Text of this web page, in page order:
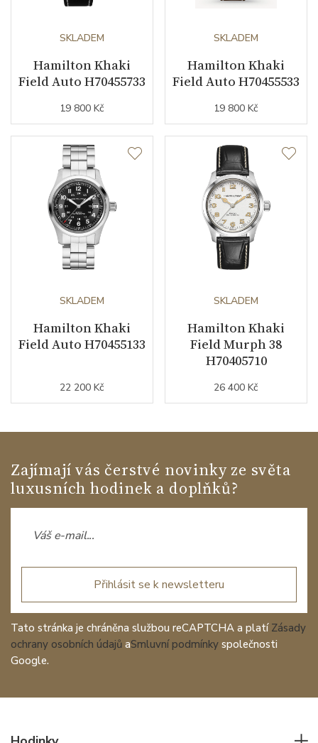
SKLADEM
Hamilton Khaki
Field Auto H70455733
19 800 Kč
SKLADEM
Hamilton Khaki
Field Auto H70455533
19 800 Kč
SKLADEM
Hamilton Khaki
Field Auto H70455133
22 200 Kč
SKLADEM
Hamilton Khaki
Field Murph 38
H70405710
26 400 Kč
Zajímají vás čerstvé novinky ze světa
luxusních hodinek a doplňků?
Přihlásit se k newsletteru
Tato stránka je chráněna službou reCAPTCHA a platí Zásady
ochrany osobních údajů aSmluvní podmínky společnosti
Google.